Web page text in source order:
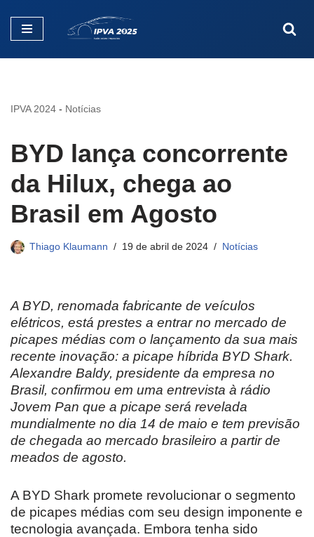
Pular
IPVA 2024 - Notícias
BYD lança concorrente
da Hilux, chega ao
Brasil em Agosto
Thiago Klaumann 19 de abril de 2024 Notícias
A BYD, renomada fabricante de veículos
elétricos, está prestes a entrar no mercado de
picapes médias com o lançamento da sua mais
recente inovação: a picape híbrida BYD Shark.
Alexandre Baldy, presidente da empresa no
Brasil, confirmou em uma entrevista à rádio
Jovem Pan que a picape será revelada
mundialmente no dia 14 de maio e tem previsão
de chegada ao mercado brasileiro a partir de
meados de agosto.
A BYD Shark promete revolucionar o segmento
de picapes médias com seu design imponente e
tecnologia avançada. Embora tenha sido